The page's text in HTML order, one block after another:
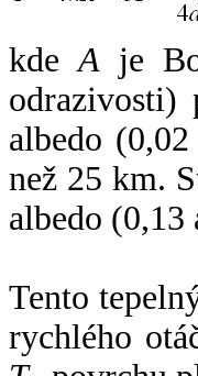
kdeA je
odrazivosti)
albedo
než 25 km.
albedo (0,13
Tento
rychlého